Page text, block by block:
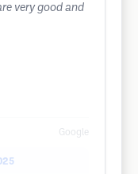
very good and
Google